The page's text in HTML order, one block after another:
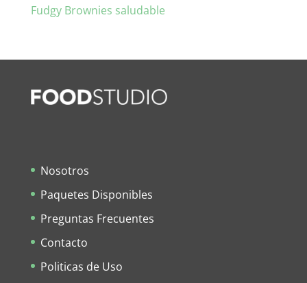
Fudgy Brownies saludable
Nosotros
Paquetes Disponibles
Preguntas Frecuentes
Contacto
Politicas de Uso